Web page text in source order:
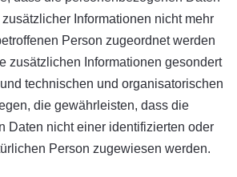
Informationen nicht mehr
Person zugeordnet werden
zusätzlichen Informationen gesondert
technischen und organisatorischen
die gewährleisten, dass die
Daten nicht einer identifizierten oder
Person zugewiesen werden.